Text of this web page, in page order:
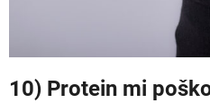
10) Protein mi